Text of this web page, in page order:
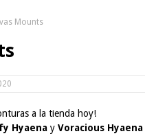
Mounts
a la tienda hoy!
Hyaena y Voracious Hyaena